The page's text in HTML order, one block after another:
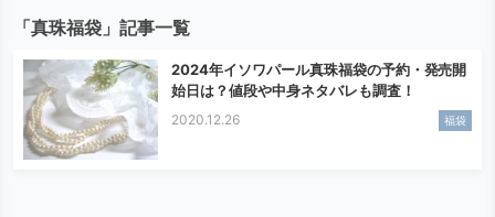
「真珠福袋」記事一覧
2024年イソワパール真珠福袋の予約・発売開
始日は？値段や中身ネタバレも調査！
2020.12.26 福袋